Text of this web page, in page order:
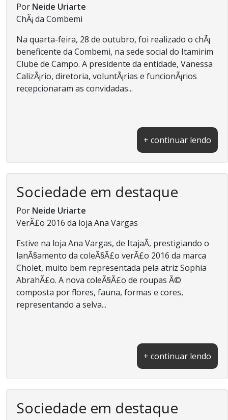
Por Neide Uriarte
ChÃ¡ da Combemi
Na quarta-feira, 28 de outubro, foi realizado o chÃ¡
beneficente da Combemi, na sede social do Itamirim
Clube de Campo. A presidente da entidade, Vanessa
CalizÃ¡rio, diretoria, voluntÃ¡rias e funcionÃ¡rios
recepcionaram as convidadas...
+ continuar lendo
Sociedade em destaque
Por Neide Uriarte
VerÃ£o 2016 da loja Ana Vargas
Estive na loja Ana Vargas, de ItajaÃ­, prestigiando o
lanÃ§amento da coleÃ§Ã£o verÃ£o 2016 da marca
Cholet, muito bem representada pela atriz Sophia
AbrahÃ£o. A nova coleÃ§Ã£o de roupas Ã©
composta por flores, fauna, formas e cores,
representando a selva...
+ continuar lendo
Sociedade em destaque